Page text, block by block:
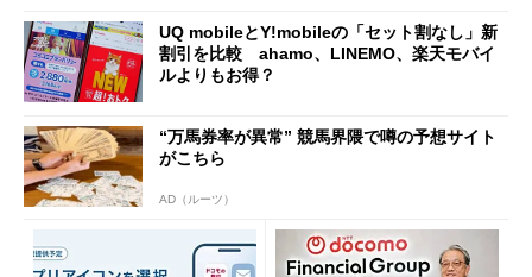
UQ mobileとY!mobileの「セット割なし」新
割引を比較 ahamo、LINEMO、楽天モバイ
ルよりもお得？
“万馬券率が異常” 競馬界隈で噂の予想サイト
がこちら
AD（ルーツ）